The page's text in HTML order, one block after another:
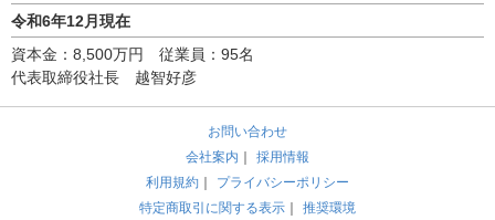
令和6年12月現在
資本金：8,500万円 従業員：95名
代表取締役社長 越智好彦
お問い合わせ
会社案内
採用情報
利用規約
プライバシーポリシー
特定商取引に関する表示
推奨環境